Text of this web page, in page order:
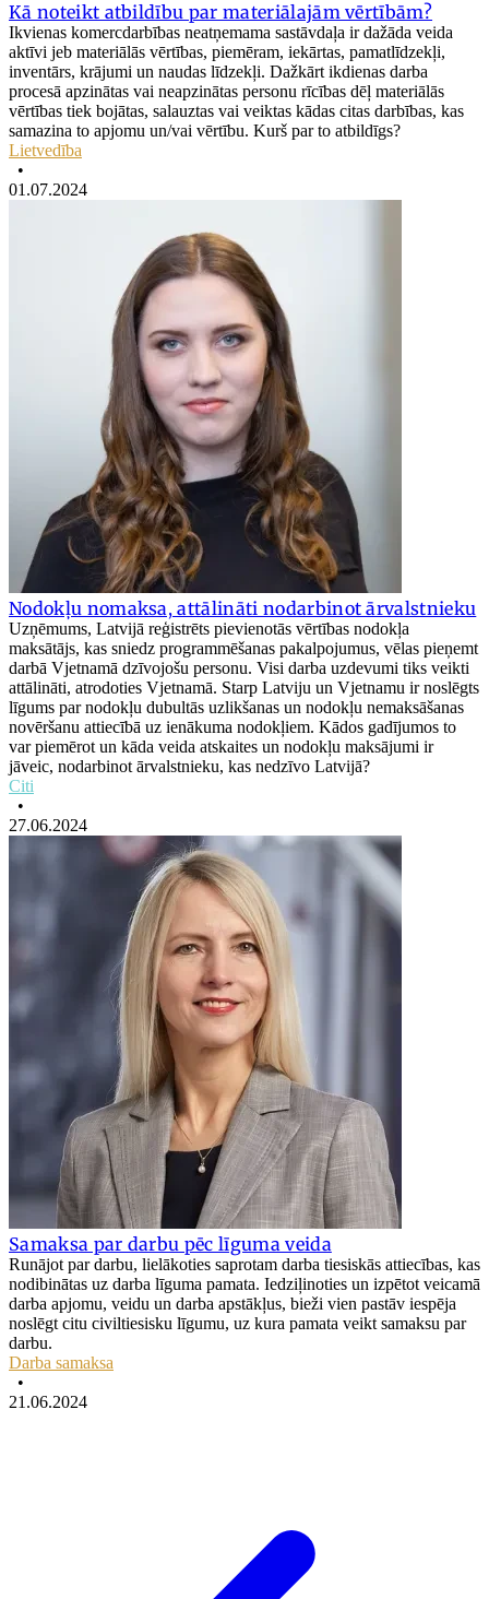
Kā noteikt atbildību par materiālajām vērtībām?
Ikvienas komercdarbības neatņemama sastāvdaļa ir dažāda veida
aktīvi jeb materiālās vērtības, piemēram, iekārtas, pamatlīdzekļi,
inventārs, krājumi un naudas līdzekļi. Dažkārt ikdienas darba
procesā apzinātas vai neapzinātas personu rīcības dēļ materiālās
vērtības tiek bojātas, salauztas vai veiktas kādas citas darbības, kas
samazina to apjomu un/vai vērtību. Kurš par to atbildīgs?
Lietvedība
•
01.07.2024
Nodokļu nomaksa, attālināti nodarbinot ārvalstnieku
Uzņēmums, Latvijā reģistrēts pievienotās vērtības nodokļa
maksātājs, kas sniedz programmēšanas pakalpojumus, vēlas pieņemt
darbā Vjetnamā dzīvojošu personu. Visi darba uzdevumi tiks veikti
attālināti, atrodoties Vjetnamā. Starp Latviju un Vjetnamu ir noslēgts
līgums par nodokļu dubultās uzlikšanas un nodokļu nemaksāšanas
novēršanu attiecībā uz ienākuma nodokļiem. Kādos gadījumos to
var piemērot un kāda veida atskaites un nodokļu maksājumi ir
jāveic, nodarbinot ārvalstnieku, kas nedzīvo Latvijā?
Citi
•
27.06.2024
Samaksa par darbu pēc līguma veida
Runājot par darbu, lielākoties saprotam darba tiesiskās attiecības, kas
nodibinātas uz darba līguma pamata. Iedziļinoties un izpētot veicamā
darba apjomu, veidu un darba apstākļus, bieži vien pastāv iespēja
noslēgt citu civiltiesisku līgumu, uz kura pamata veikt samaksu par
darbu.
Darba samaksa
•
21.06.2024